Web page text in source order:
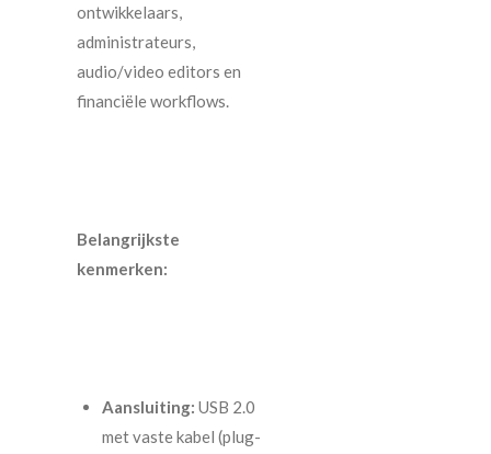
ontwikkelaars,
administrateurs,
audio/video editors en
financiële workflows.
Belangrijkste
kenmerken:
Aansluiting: USB 2.0
met vaste kabel (plug-